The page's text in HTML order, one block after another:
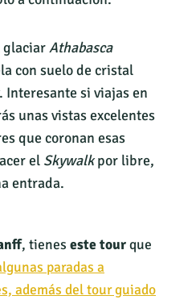
glaciarAthabasca
con suelo de cristal
. Interesante si viajas en
unas vistas excelentes
que coronan esas
el Skywalkpor libre,
entrada.
, tienes este tourque
paradas a
además del tour guiado